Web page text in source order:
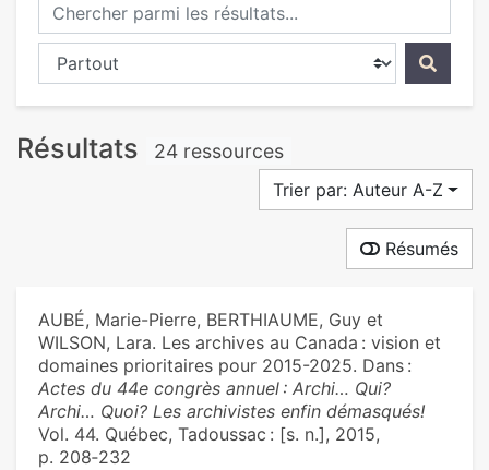
Chercher parmi les résultats...
Chercher dans...
Résultats 24 ressources
Trier par: Auteur A-Z
Résumés
AUBÉ, Marie-Pierre, BERTHIAUME, Guy et
WILSON, Lara. Les archives au Canada : vision et
domaines prioritaires pour 2015-2025. Dans :
Actes du 44e congrès annuel : Archi… Qui?
Archi… Quoi? Les archivistes enfin démasqués!
Vol. 44. Québec, Tadoussac : [s. n.], 2015,
p. 208‑232